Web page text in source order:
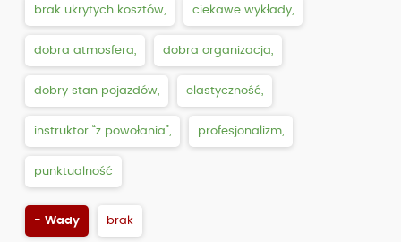
brak ukrytych kosztów, ciekawe wykłady,
dobra atmosfera, dobra organizacja,
dobry stan pojazdów, elastyczność,
instruktor “z powołania”, profesjonalizm,
punktualność
- Wady brak